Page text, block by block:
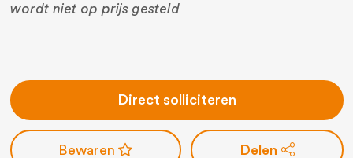
wordt niet op prijs gesteld
Direct solliciteren
Delen